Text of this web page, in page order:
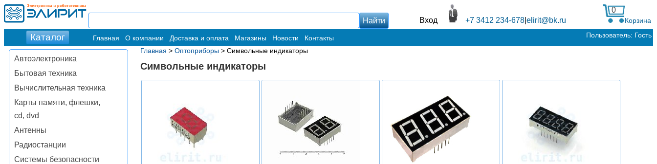
Вход +7 3412 234-678 elirit@bk.ru
0
Корзина
Главная О компании Доставка и оплата Магазины Новости Контакты Пользователь: Гость
Автоэлектроника
Бытовая техника
Вычислительная техника
Карты памяти, флешки,
cd, dvd
Антенны
Радиостанции
Системы безопасности
Главная > Оптоприборы > Символьные индикаторы
Символьные индикаторы